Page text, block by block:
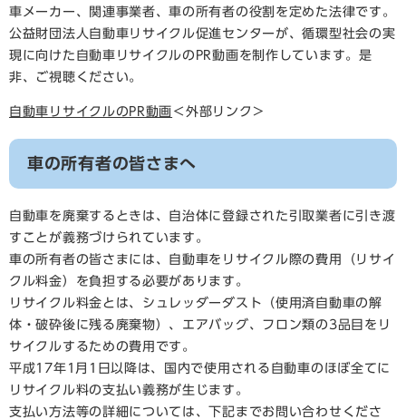
車メーカー、関連事業者、車の所有者の役割を定めた法律です。
公益財団法人自動車リサイクル促進センターが、循環型社会の実
現に向けた自動車リサイクルのPR動画を制作しています。是
非、ご視聴ください。
自動車リサイクルのPR動画 ＜外部リンク＞
車の所有者の皆さまへ
自動車を廃棄するときは、自治体に登録された引取業者に引き渡
すことが義務づけられています。
車の所有者の皆さまには、自動車をリサイクル際の費用（リサイ
クル料金）を負担する必要があります。
リサイクル料金とは、シュレッダーダスト（使用済自動車の解
体・破砕後に残る廃棄物）、エアバッグ、フロン類の3品目をリ
サイクルするための費用です。
平成17年1月1日以降は、国内で使用される自動車のほぼ全てに
リサイクル料の支払い義務が生じます。
支払い方法等の詳細については、下記までお問い合わせくださ